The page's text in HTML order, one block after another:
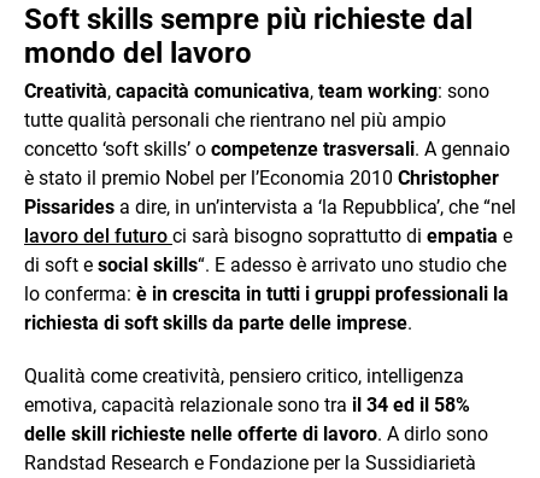
Soft skills sempre più richieste dal
mondo del lavoro
Creatività, capacità comunicativa, team working: sono
tutte qualità personali che rientrano nel più ampio
concetto ‘soft skills’ o competenze trasversali. A gennaio
è stato il premio Nobel per l’Economia 2010 Christopher
Pissarides a dire, in un’intervista a ‘la Repubblica’, che “nel
lavoro del futuro ci sarà bisogno soprattutto di empatia e
di soft e social skills“. E adesso è arrivato uno studio che
lo conferma: è in crescita in tutti i gruppi professionali la
richiesta di soft skills da parte delle imprese.
Qualità come creatività, pensiero critico, intelligenza
emotiva, capacità relazionale sono tra il 34 ed il 58%
delle skill richieste nelle offerte di lavoro. A dirlo sono
Randstad Research e Fondazione per la Sussidiarietà